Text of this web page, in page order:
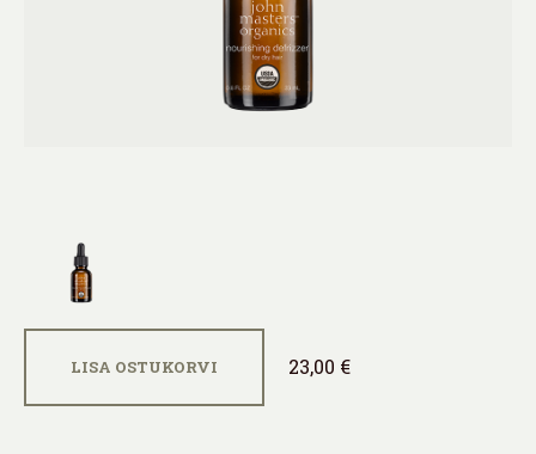
LISA OSTUKORVI 23,00 €